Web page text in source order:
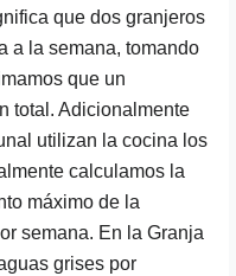
que dos granjeros
a la semana, tomando
que un
total. Adicionalmente
utilizan la cocina los
calculamos la
máximo de la
semana. En la Granja
grises por